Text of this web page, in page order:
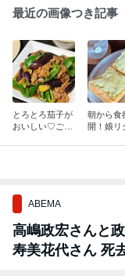
最近の画像つき記事
とろとろ茄子が
おいしい♡ごは
朝から食
開！娘リ
ABEMA
高嶋政宏さんと
寿美花代さん 死